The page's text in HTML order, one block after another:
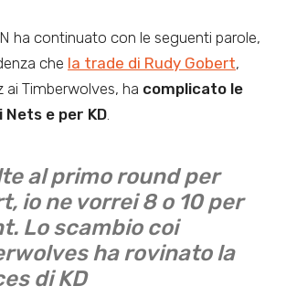
ha continuato con le seguenti parole,
che la trade di Rudy Gobert,
ai Timberwolves, ha complicato le
e per KD.
al primo round per
io ne vorrei 8 o 10 per
Lo scambio coi
ha rovinato la
di KD